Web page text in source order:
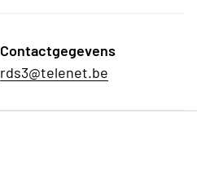
Contactgegevens
rds3@telenet.be